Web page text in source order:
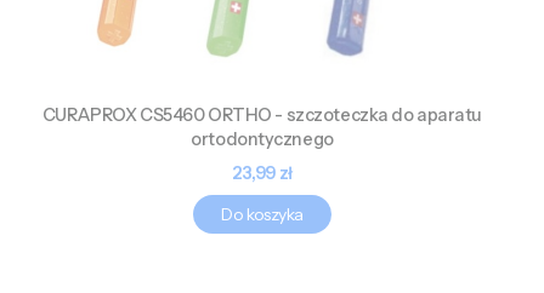
CURAPROX CS5460 ORTHO - szczoteczka do aparatu
ortodontycznego
Cena
23,99 zł
Do koszyka